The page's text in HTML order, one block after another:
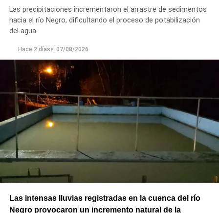
seguro para los productores del Alto Valle.
Las precipitaciones incrementaron el arrastre de sedimentos
hacia el río Negro, dificultando el proceso de potabilización
del agua.
Hace 2 díasel 07/08/2026
Las intensas lluvias registradas en la cuenca del río
Negro provocaron un incremento natural de la